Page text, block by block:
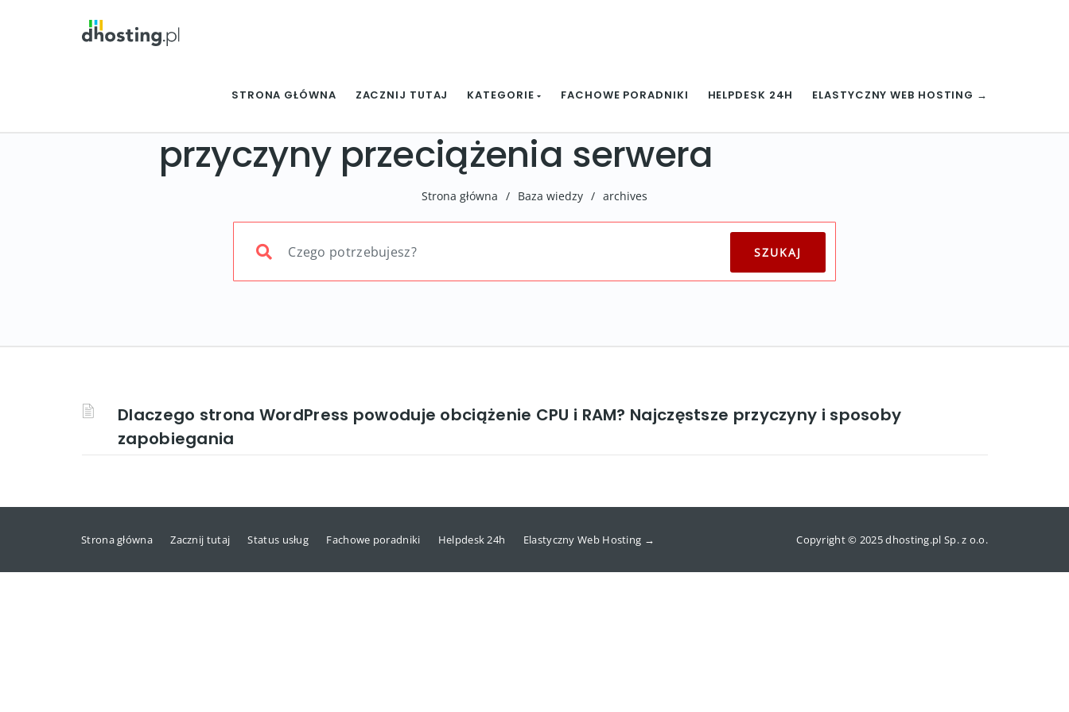
STRONA GŁÓWNA ZACZNIJ TUTAJ KATEGORIE FACHOWE PORADNIKI HELPDESK 24H ELASTYCZNY WEB HOSTING →
przyczyny przeciążenia serwera
Strona główna / Baza wiedzy / archives
Dlaczego strona WordPress powoduje obciążenie CPU i RAM? Najczęstsze przyczyny i sposoby
zapobiegania
Strona główna Zacznij tutaj Status usług Fachowe poradniki Helpdesk 24h Elastyczny Web Hosting → Copyright © 2025 dhosting.pl Sp. z o.o.